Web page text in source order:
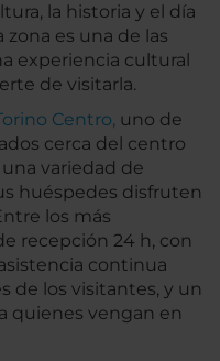
la historia y el día
zona es una de las
experiencia cultural
de visitarla.
Centro, uno de
cerca del centro
variedad de
huéspedes disfruten
los más
recepción 24 h, con
continua
de los visitantes, y un
quienes vengan en